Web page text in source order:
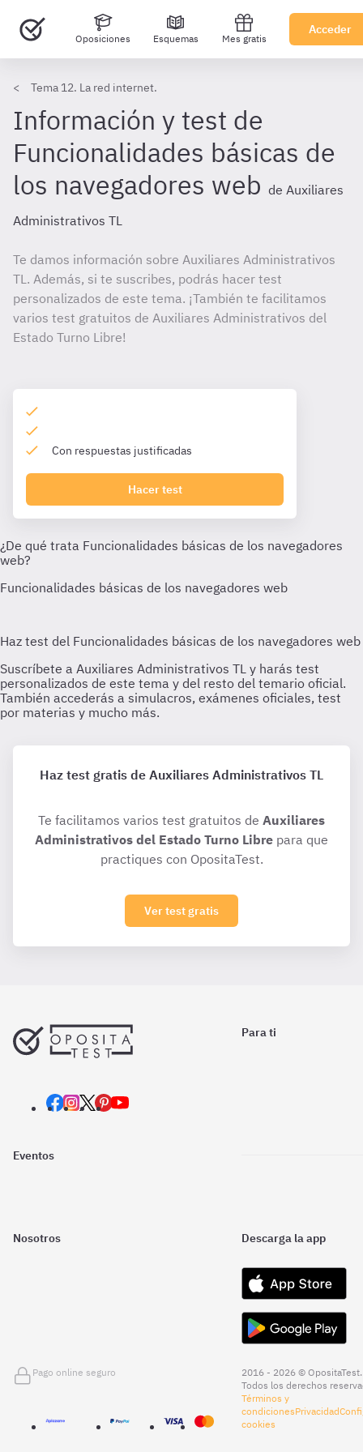
Oposiciones Esquemas Mes gratis
Acceder
Tema 12. La red internet.
Información y test de
Funcionalidades básicas de
los navegadores web de Auxiliares
Administrativos TL
Te damos información sobre Auxiliares Administrativos
TL. Además, si te suscribes, podrás hacer test
personalizados de este tema. ¡También te facilitamos
varios test gratuitos de Auxiliares Administrativos del
Estado Turno Libre!
Con respuestas justificadas
Hacer test
Haz test gratis de Auxiliares Administrativos TL
Te facilitamos varios test gratuitos de Auxiliares
Administrativos del Estado Turno Libre para que
practiques con OpositaTest.
Ver test gratis
Para ti
Eventos
Nosotros Descarga la app
Pago online seguro
2016 - 2026 © OpositaTest.
Todos los derechos
Términos y
condicionesPrivacidad
cookies